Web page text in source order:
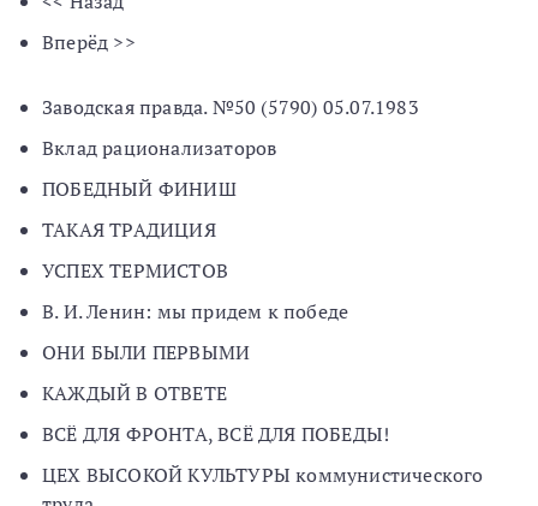
Вперёд >>
Заводская правда. №50 (5790) 05.07.1983
Вклад рационализаторов
ПОБЕДНЫЙ ФИНИШ
ТАКАЯ ТРАДИЦИЯ
УСПЕХ ТЕРМИСТОВ
В. И. Ленин: мы придем к победе
ОНИ БЫЛИ ПЕРВЫМИ
КАЖДЫЙ В ОТВЕТЕ
ВСЁ ДЛЯ ФРОНТА, ВСЁ ДЛЯ ПОБЕДЫ!
ЦЕХ ВЫСОКОЙ КУЛЬТУРЫ коммунистического